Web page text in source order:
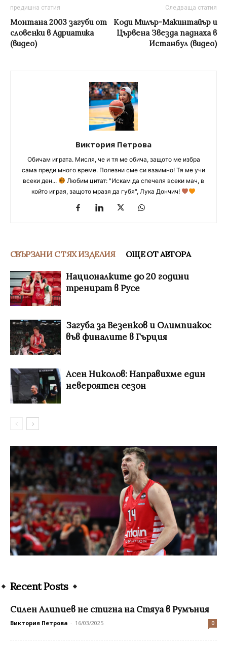
предишна статия
Монтана 2003 загуби от
словенки в Адриатика
(видео)
Следваща статия
Коди Милър-Макинтайър и
Цървена Звезда паднаха в
Истанбул (видео)
Виктория Петрова
Обичам играта. Мисля, че и тя ме обича, защото ме избра
сама преди много време. Полезни сме си взаимно! Тя ме учи
всеки ден...
Любим цитат: "Искам да спечеля всеки мач, в
който играя, защото мразя да губя", Лука Дончич!
СВЪРЗАНИ С ТЯХ ИЗДЕЛИЯ ОЩЕ ОТ АВТОРА
Националките до 20 години
тренират в Русе
Загуба за Везенков и Олимпиакос
във финалите в Гърция
Асен Николов: Направихме един
невероятен сезон
Recent Posts
Силен Алипиев не стигна на Стяуа в Румъния
Виктория Петрова - 16/03/2025 0